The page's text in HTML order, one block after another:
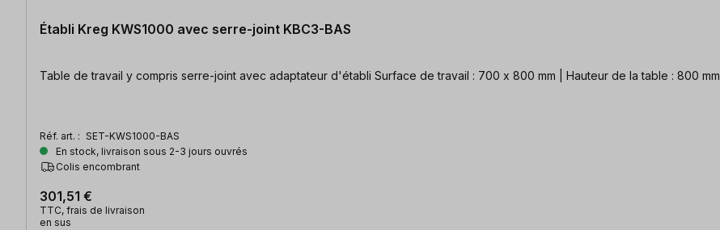
Établi Kreg KWS1000 avec serre-joint KBC3-BAS
Table de travail y compris serre-joint avec adaptateur d'établi Surface de travail : 700 x 800 mm | Hauteur de la table : 800 mm
Réf. art. : SET-KWS1000-BAS
En stock, livraison sous 2-3 jours ouvrés
Colis encombrant
301,51 €
TTC, frais de livraison
en sus